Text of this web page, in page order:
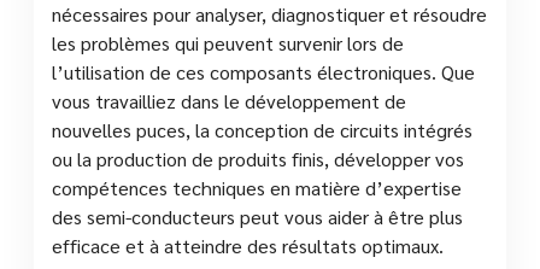
nécessaires pour analyser, diagnostiquer et résoudre
les problèmes qui peuvent survenir lors de
l’utilisation de ces composants électroniques. Que
vous travailliez dans le développement de
nouvelles puces, la conception de circuits intégrés
ou la production de produits finis, développer vos
compétences techniques en matière d’expertise
des semi-conducteurs peut vous aider à être plus
efficace et à atteindre des résultats optimaux.